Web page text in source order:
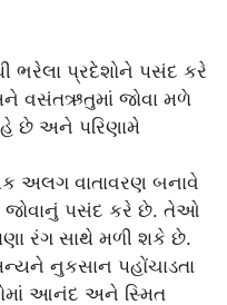
ભરેલા પ્રદેશોને પસંદ કરે
વસંતઋતુમાં જોવા મળે
છે અને પરિણામે
અલગ વાતાવરણ બનાવે
જોવાનું પસંદ કરે છે. તેઓ
રંગ સાથે મળી શકે છે.
નુકસાન પહોંચાડતા
આનંદ અને સ્મિત